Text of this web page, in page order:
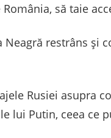
să taie
restrâns și
Rusiei asupra
lui Putin, ceea ce